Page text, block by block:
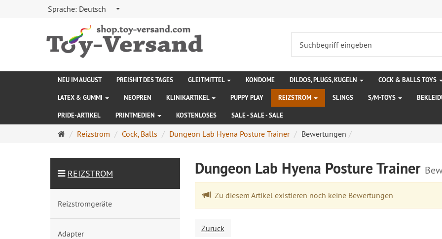
Sprache: Deutsch
NEU IM AUGUST PREISHIT DES TAGES GLEITMITTEL KONDOME DILDOS, PLUGS, KUGELN COCK & BALLS TOYS
LATEX & GUMMI NEOPREN KLINIKARTIKEL PUPPY PLAY REIZSTROM SLINGS S/M-TOYS
PRIDE-ARTIKEL PRINTMEDIEN KOSTENLOSES SALE - SALE - SALE
Startseite
Reizstrom Cock, Balls Dungeon Lab Hyena Posture Trainer Bewertungen
Dungeon Lab Hyena Posture Trainer
Zu diesem Artikel existieren noch keine Bewertungen
Zurück
REIZSTROM
Reizstromgeräte
Adapter